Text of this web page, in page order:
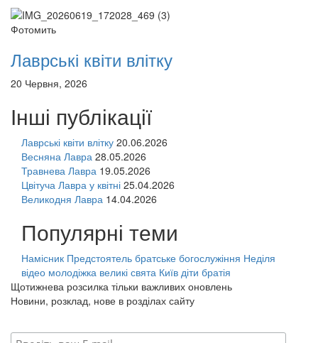
Фотомить
Лаврські квіти влітку
20 Червня, 2026
Інші публікації
Лаврські квіти влітку 20.06.2026
Весняна Лавра 28.05.2026
Травнева Лавра 19.05.2026
Цвітуча Лавра у квітні 25.04.2026
Великодня Лавра 14.04.2026
Популярні теми
Намісник Предстоятель братське богослужіння Неділя
відео молодіжка великі свята Київ діти братія
Щотижнева розсилка тільки важливих оновлень
Новини, розклад, нове в розділах сайту